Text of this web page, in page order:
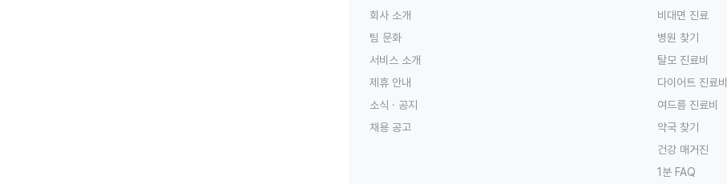
회사 소개
팀 문화
서비스 소개
제휴 안내
소식 · 공지
채용 공고
비대면 진료
병원 찾기
탈모 진료비
다이어트 진료비
여드름 진료비
약국 찾기
건강 매거진
1분 FAQ